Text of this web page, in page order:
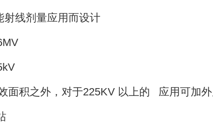
射线剂量应用而设计
面积之外，对于225KV 以上的 应用可加外